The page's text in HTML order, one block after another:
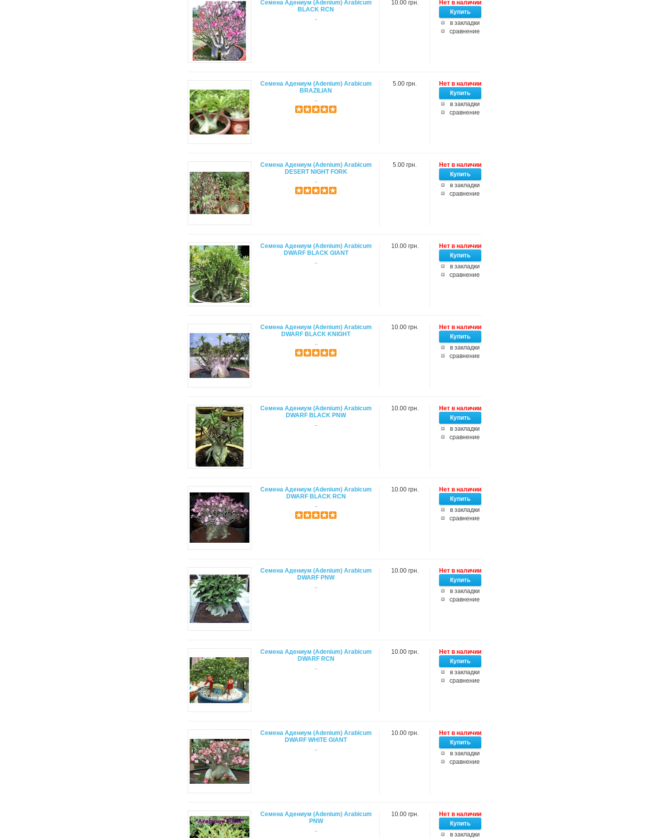
Нет в наличии
в закладки
сравнение
10.00 грн.
Семена Адениум (Adenium) Arabicum
BLACK RCN
..
Нет в наличии
в закладки
сравнение
5.00 грн.
Семена Адениум (Adenium) Arabicum
BRAZILIAN
..
Нет в наличии
в закладки
сравнение
5.00 грн.
Семена Адениум (Adenium) Arabicum
DESERT NIGHT FORK
..
Нет в наличии
в закладки
сравнение
10.00 грн.
Семена Адениум (Adenium) Arabicum
DWARF BLACK GIANT
..
Нет в наличии
в закладки
сравнение
10.00 грн.
Семена Адениум (Adenium) Arabicum
DWARF BLACK KNIGHT
..
Нет в наличии
в закладки
сравнение
10.00 грн.
Семена Адениум (Adenium) Arabicum
DWARF BLACK PNW
..
Нет в наличии
в закладки
сравнение
10.00 грн.
Семена Адениум (Adenium) Arabicum
DWARF BLACK RCN
..
Нет в наличии
в закладки
сравнение
10.00 грн.
Семена Адениум (Adenium) Arabicum
DWARF PNW
..
Нет в наличии
в закладки
сравнение
10.00 грн.
Семена Адениум (Adenium) Arabicum
DWARF RCN
..
Нет в наличии
в закладки
сравнение
10.00 грн.
Семена Адениум (Adenium) Arabicum
DWARF WHITE GIANT
..
Нет в наличии
в закладки
10.00 грн.
Семена Адениум (Adenium) Arabicum
PNW
..